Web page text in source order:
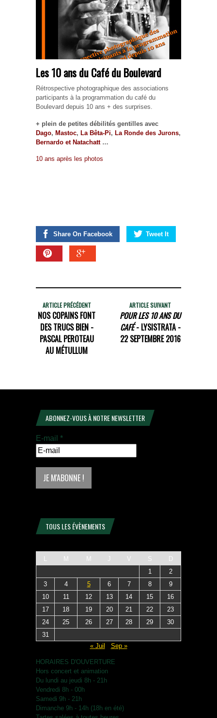
Les 10 ans du Café du Boulevard
Rétrospective photographique des associations
participants à la programmation du café du
Boulevard depuis 10 ans + des surprises.
+ plein de petites débilités gentilles avec
Dago, Mastoc, La Bêta-Pi, La Ronde des Jurons,
Bernardo et Natachatt…
10 ans après les photos
Share On Facebook Tweet It
ARTICLE PRÉCÉDENT
NOS COPAINS FONT
DES TRUCS BIEN -
PASCAL PEROTEAU
AU MÉTULLUM
ARTICLE SUIVANT
POUR LES 10 ANS DU
CAFÉ- LYSISTRATA -
22 SEPTEMBRE 2016
ABONNEZ-VOUS À NOTRE NEWSLETTER
E-mail *
TOUS LES ÉVÈNEMENTS
L M M J V S
D
1
2
3
4 5 6 7 8
9
10
11 12 13 14 15
16
17
18 19 20 21 22
23
24
25 26 27 28 29
30
31
« Juil
Sep »
HORAIRES D'OUVERTURE
Hors concert et animation
Du lundi au jeudi 8h - 21h
Vendredi 8h - 00h
Samedi 9h - 21h
Dimanche 9h - 14h (18h en été)